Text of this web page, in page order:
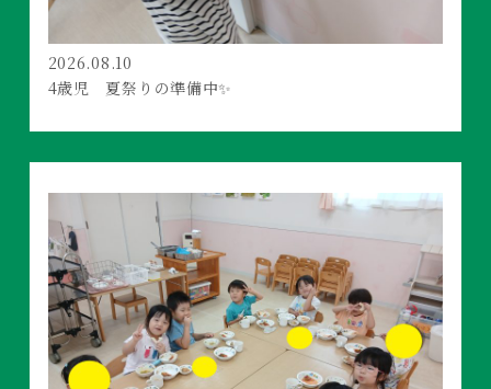
2026.08.10
4歳児 夏祭りの準備中✨